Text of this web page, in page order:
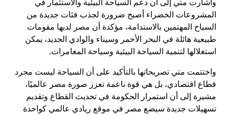
وأشارت متي إلى أن دعم السياحة البيئية والاستثمار في
المشروعات الخضراء أصبح ضرورة لجذب فئات جديدة من
السياح المهتمين بالاستدامة، مؤكدة أن مصر لديها مقومات
طبيعية هائلة في البحر الأحمر وسيناء والوادي الجديد، يمكن
استغلالها لتنمية السياحة البيئية وسياحة المغامرات.
واختتمت متي تصريحاتها بالتأكيد على أن السياحة ليست مجرد
قطاع اقتصادي، بل هي قوة ناعمة تعزز صورة مصر عالميًا،
مشيرة إلى أن استمرار الحكومة في تحديث القطاع وتقديم
تسهيلات جديدة سيضع مصر في موقع ريادي عالمي كواحدة